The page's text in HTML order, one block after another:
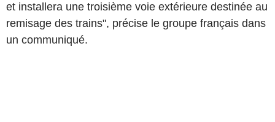
et installera une troisième voie extérieure destinée au
remisage des trains", précise le groupe français dans
un communiqué.